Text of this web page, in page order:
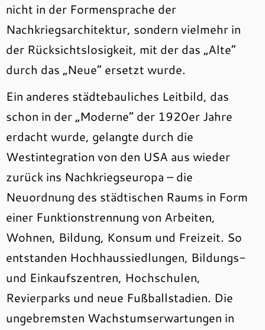
nicht in der Formensprache der
Nachkriegsarchitektur, sondern vielmehr in
der Rücksichtslosigkeit, mit der das „Alte“
durch das „Neue“ ersetzt wurde.
Ein anderes städtebauliches Leitbild, das
schon in der „Moderne“ der 1920er Jahre
erdacht wurde, gelangte durch die
Westintegration von den USA aus wieder
zurück ins Nachkriegseuropa – die
Neuordnung des städtischen Raums in Form
einer Funktionstrennung von Arbeiten,
Wohnen, Bildung, Konsum und Freizeit. So
entstanden Hochhaussiedlungen, Bildungs-
und Einkaufszentren, Hochschulen,
Revierparks und neue Fußballstadien. Die
ungebremsten Wachstumserwartungen in